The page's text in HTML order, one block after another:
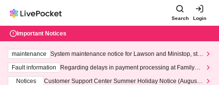
Search Login
Important Notices
maintenance
System maintenance notice for Lawson and Ministop, star
ting at 3:00 AM on Wednesday (Wed)
Fault information
Regarding delays in payment processing at FamilyMa
Notices
Customer Support Center Summer Holiday Notice (August 1